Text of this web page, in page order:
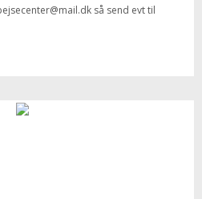
så send evt til